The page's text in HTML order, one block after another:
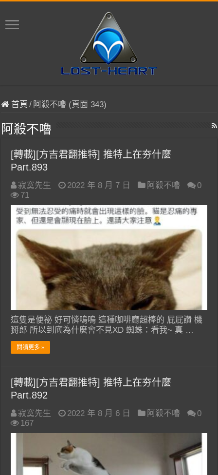
首頁 / 阿殺不嚕 (頁面 343)
阿殺不嚕
[轉載][方吉君翻推特] 推特上在夯什麼
Part.893
寂寞先生 2022 年 8 月 7 日 阿殺不嚕
0
71
這隻是便祕 好可憐嗚嗚 這種咖啡廳超棒的 屁屁讚 機
掰郎 所以到底為什麼會不見XD 蜘蛛：看我~ 真 …
閱讀更多 »
[轉載][方吉君翻推特] 推特上在夯什麼
Part.892
寂寞先生 2022 年 8 月 6 日 阿殺不嚕
0
167